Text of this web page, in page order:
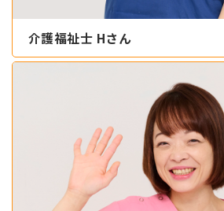
介護福祉士 Hさん